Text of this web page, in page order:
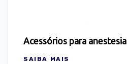
Acessórios para anestesia
SAIBA MAIS